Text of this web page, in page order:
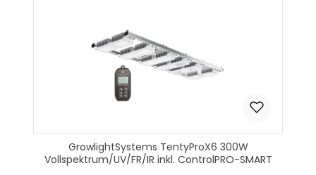
GrowlightSystems TentyProX6 300W
Vollspektrum/UV/FR/IR inkl. ControlPRO-SMART